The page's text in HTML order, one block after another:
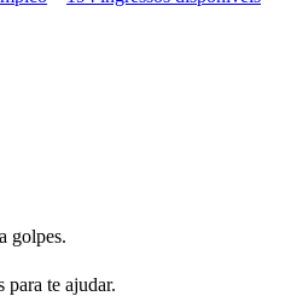
golpes.
para te ajudar.